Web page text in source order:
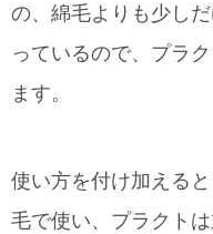
の、綿毛よりも少し
っているので、プラ
ます。
使い方を付け加える
毛で使い、プラクトは